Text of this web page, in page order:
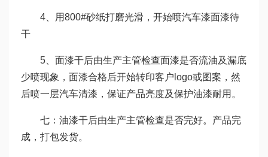
4、用800#砂纸打磨光滑，开始喷汽车漆面漆待
干
5、面漆干后由生产主管检查面漆是否流油及漏底
少喷现象，面漆合格后开始转印客户logo或图案，然
后喷一层汽车清漆，保证产品亮度及保护油漆耐用。
七：油漆干后由生产主管检查是否完好。产品完
成，打包发货。